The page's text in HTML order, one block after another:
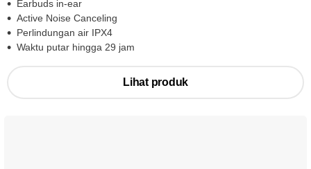
Earbuds in-ear
Active Noise Canceling
Perlindungan air IPX4
Waktu putar hingga 29 jam
Lihat produk